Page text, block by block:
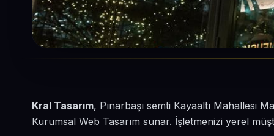
Kral Tasarım, Pınarbaşı semti Kayaaltı Mahallesi
Kurumsal Web Tasarım sunar. İşletmenizi yerel